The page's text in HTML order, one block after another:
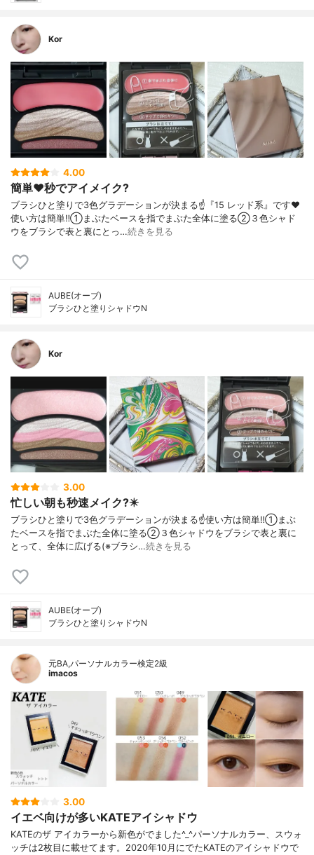
Kor
4.00
簡単❤️秒でアイメイク?
ブラシひと塗りで3色グラデーションが決まる☝️『15 レッド系』です❤️
使い方は簡単‼️①まぶたベースを指でまぶた全体に塗る②３色シャド
ウをブラシで表と裏にとっ…続きを見る
AUBE(オーブ)
ブラシひと塗りシャドウN
Kor
3.00
忙しい朝も秒速メイク?️✴️
ブラシひと塗りで3色グラデーションが決まる☝️使い方は簡単‼️①まぶ
たベースを指でまぶた全体に塗る②３色シャドウをブラシで表と裏に
とって、全体に広げる(※ブラシ…続きを見る
AUBE(オーブ)
ブラシひと塗りシャドウN
元BA,パーソナルカラー検定2級
imacos
3.00
イエベ向けが多いKATEアイシャドウ
KATEのザ アイカラーから新色がでました^_^パーソナルカラー、スウォ
ッチは2枚目に載せてます。2020年10月にでたKATEのアイシャドウで